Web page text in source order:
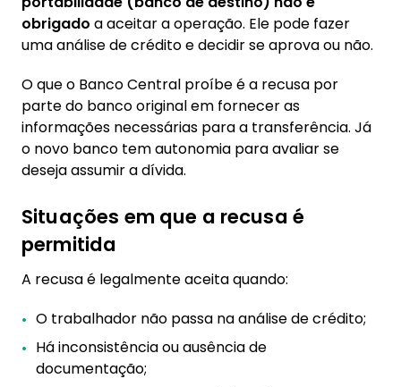
obrigado a aceitar a operação. Ele pode fazer
uma análise de crédito e decidir se aprova ou não.
O que o Banco Central proíbe é a recusa por
parte do banco original em fornecer as
informações necessárias para a transferência. Já
o novo banco tem autonomia para avaliar se
deseja assumir a dívida.
Situações em que a recusa é
permitida
A recusa é legalmente aceita quando:
O trabalhador não passa na análise de crédito;
Há inconsistência ou ausência de
documentação;